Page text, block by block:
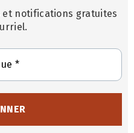
et notifications gratuites